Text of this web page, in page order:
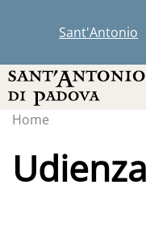
Sant'Antonio
Home